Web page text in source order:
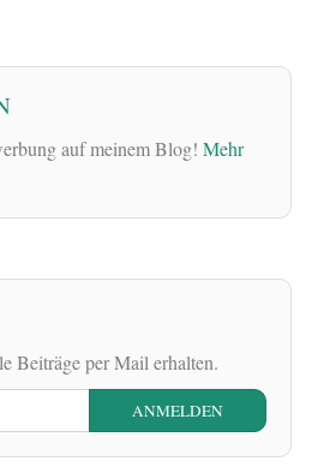
auf meinem Blog! Mehr
Beiträge per Mail erhalten.